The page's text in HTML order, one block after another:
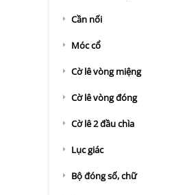
Cần nối
Móc cổ
Cờ lê vòng miệng
Cờ lê vòng đóng
Cờ lê 2 đầu chìa
Lục giác
Bộ đóng số, chữ